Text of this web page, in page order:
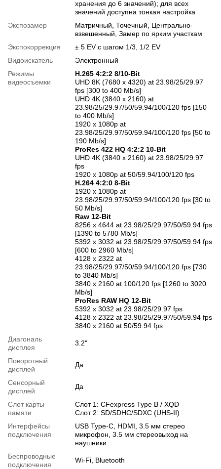
хранения до 6 значений); для всех
значений доступна тонкая настройка
Экспозамер
Матричный, Точечный, Центрально-
взвешенный, Замер по ярким участкам
Экспокоррекция
± 5 EV с шагом 1/3, 1/2 EV
Видоискатель
Электронный
Режимы
видеосъемки
H.265 4:2:2 8/10-Bit
UHD 8K (7680 x 4320) at 23.98/25/29.97
fps [300 to 400 Mb/s]
UHD 4K (3840 x 2160) at
23.98/25/29.97/50/59.94/100/120 fps [150
to 400 Mb/s]
1920 x 1080p at
23.98/25/29.97/50/59.94/100/120 fps [50 to
190 Mb/s]
ProRes 422 HQ 4:2:2 10-Bit
UHD 4K (3840 x 2160) at 23.98/25/29.97
fps
1920 x 1080p at 50/59.94/100/120 fps
H.264 4:2:0 8-Bit
1920 x 1080p at
23.98/25/29.97/50/59.94/100/120 fps [30 to
50 Mb/s]
Raw 12-Bit
8256 x 4644 at 23.98/25/29.97/50/59.94 fps
[1390 to 5780 Mb/s]
5392 x 3032 at 23.98/25/29.97/50/59.94 fps
[600 to 2960 Mb/s]
4128 x 2322 at
23.98/25/29.97/50/59.94/100/120 fps [730
to 3840 Mb/s]
3840 x 2160 at 100/120 fps [1260 to 3020
Mb/s]
ProRes RAW HQ 12-Bit
5392 x 3032 at 23.98/25/29.97 fps
4128 x 2322 at 23.98/25/29.97/50/59.94 fps
3840 x 2160 at 50/59.94 fps
Диагональ
дисплея
3.2"
Поворотный
дисплей
Да
Сенсорный
дисплей
Да
Слот карты
памяти
Слот 1: CFexpress Type B / XQD
Слот 2: SD/SDHC/SDXC (UHS-II)
Интерфейсы
подключения
USB Type-C, HDMI, 3.5 мм стерео
микрофон, 3.5 мм стереовыход на
наушники
Беспроводные
подключения
Wi-Fi, Bluetooth